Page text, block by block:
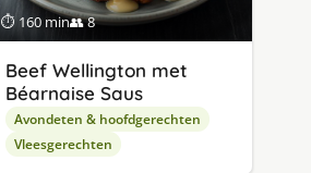
⏱ 160 min👥 8
Beef Wellington met
Béarnaise Saus
Avondeten & hoofdgerechten
Vleesgerechten